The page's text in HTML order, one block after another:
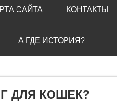
САЙТА КОНТАКТЫ
А ГДЕ ИСТОРИЯ?
ДЛЯ КОШЕК?